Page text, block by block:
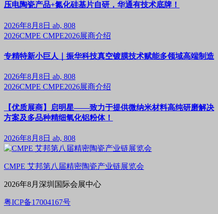
压电陶瓷产品+氮化硅基片自研，华通有技术底牌！
2026年8月8日 ab, 808
2026CMPE CMPE2026展商介绍
专精特新小巨人｜振华科技真空镀膜技术赋能多领域高端制造
2026年8月8日 ab, 808
2026CMPE CMPE2026展商介绍
【优质展商】启明星——致力于提供微纳米材料高纯研磨解决
方案及多品种精细氧化铝粉体！
2026年8月8日 ab, 808
CMPE 艾邦第八届精密陶瓷产业链展览会
2026年8月深圳国际会展中心
粤ICP备17004167号